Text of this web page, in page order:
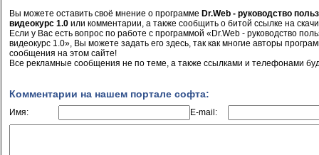
Вы можете оставить своё мнение о программе Dr.Web - руководство
видеокурс 1.0 или комментарии, а также сообщить о битой ссылке на
Если у Вас есть вопрос по работе с программой «Dr.Web - руководство
видеокурс 1.0», Вы можете задать его здесь, так как многие авторы
сообщения на этом сайте!
Все рекламные сообщения не по теме, а также ссылками и телефонами
Комментарии на нашем портале софта:
Имя: E-mail: